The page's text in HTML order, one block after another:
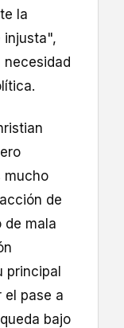
la
injusta",
mucho
de
de mala
principal
el pase a
bajo